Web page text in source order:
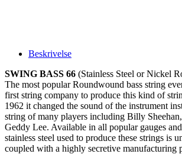
Beskrivelse
SWING BASS 66 (Stainless Steel or Nickel
The most popular Roundwound bass string
first string company to produce this kind of
1962 it changed the sound of the instrument
string of many players including Billy Sheehan,
Geddy Lee. Available in all popular gauges
stainless steel used to produce these strings is
coupled with a highly secretive manufacturing